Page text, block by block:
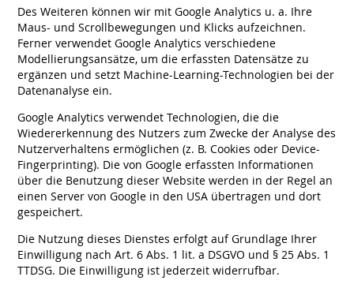
Des Weiteren können wir mit Google Analytics u. a. Ihre
Maus- und Scrollbewegungen und Klicks aufzeichnen.
Ferner verwendet Google Analytics verschiedene
Modellierungsansätze, um die erfassten Datensätze zu
ergänzen und setzt Machine-Learning-Technologien bei der
Datenanalyse ein.
Google Analytics verwendet Technologien, die die
Wiedererkennung des Nutzers zum Zwecke der Analyse des
Nutzerverhaltens ermöglichen (z. B. Cookies oder Device-
Fingerprinting). Die von Google erfassten Informationen
über die Benutzung dieser Website werden in der Regel an
einen Server von Google in den USA übertragen und dort
gespeichert.
Die Nutzung dieses Dienstes erfolgt auf Grundlage Ihrer
Einwilligung nach Art. 6 Abs. 1 lit. a DSGVO und § 25 Abs. 1
TTDSG. Die Einwilligung ist jederzeit widerrufbar.